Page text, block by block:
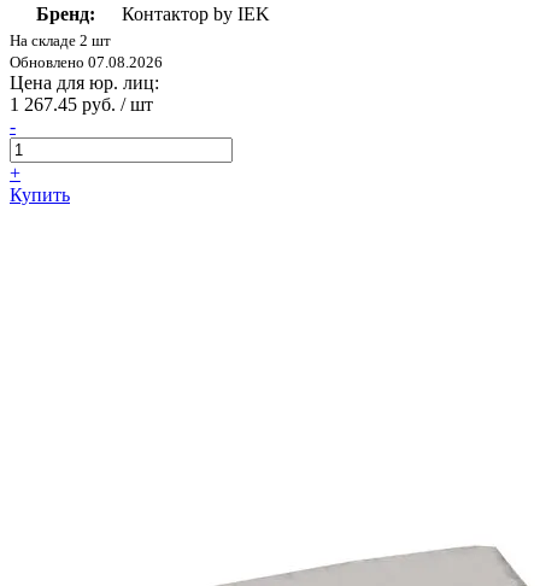
Бренд:
Контактор by IEK
На складе 2 шт
Обновлено 07.08.2026
Цена для юр. лиц:
1 267.45 руб. / шт
-
+
Купить